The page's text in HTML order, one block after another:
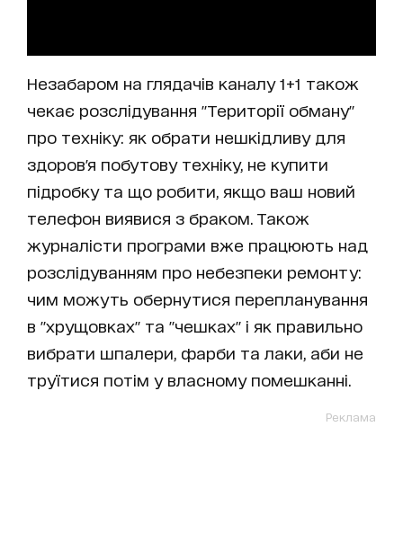
Незабаром на глядачів каналу 1+1 також
чекає розслідування "Території обману"
про техніку: як обрати нешкідливу для
здоров'я побутову техніку, не купити
підробку та що робити, якщо ваш новий
телефон виявися з браком. Також
журналісти програми вже працюють над
розслідуванням про небезпеки ремонту:
чим можуть обернутися перепланування
в "хрущовках" та "чешках" і як правильно
вибрати шпалери, фарби та лаки, аби не
труїтися потім у власному помешканні.
Реклама